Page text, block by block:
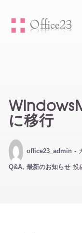
に移行
office23_admin -
Q&A, 最新のお知らせ投